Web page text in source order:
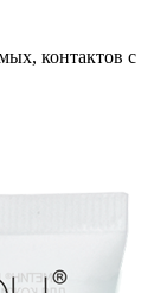
контактов с